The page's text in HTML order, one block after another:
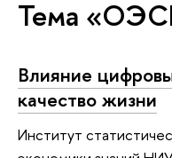
Тема
Влияние
качество жизни
Институт